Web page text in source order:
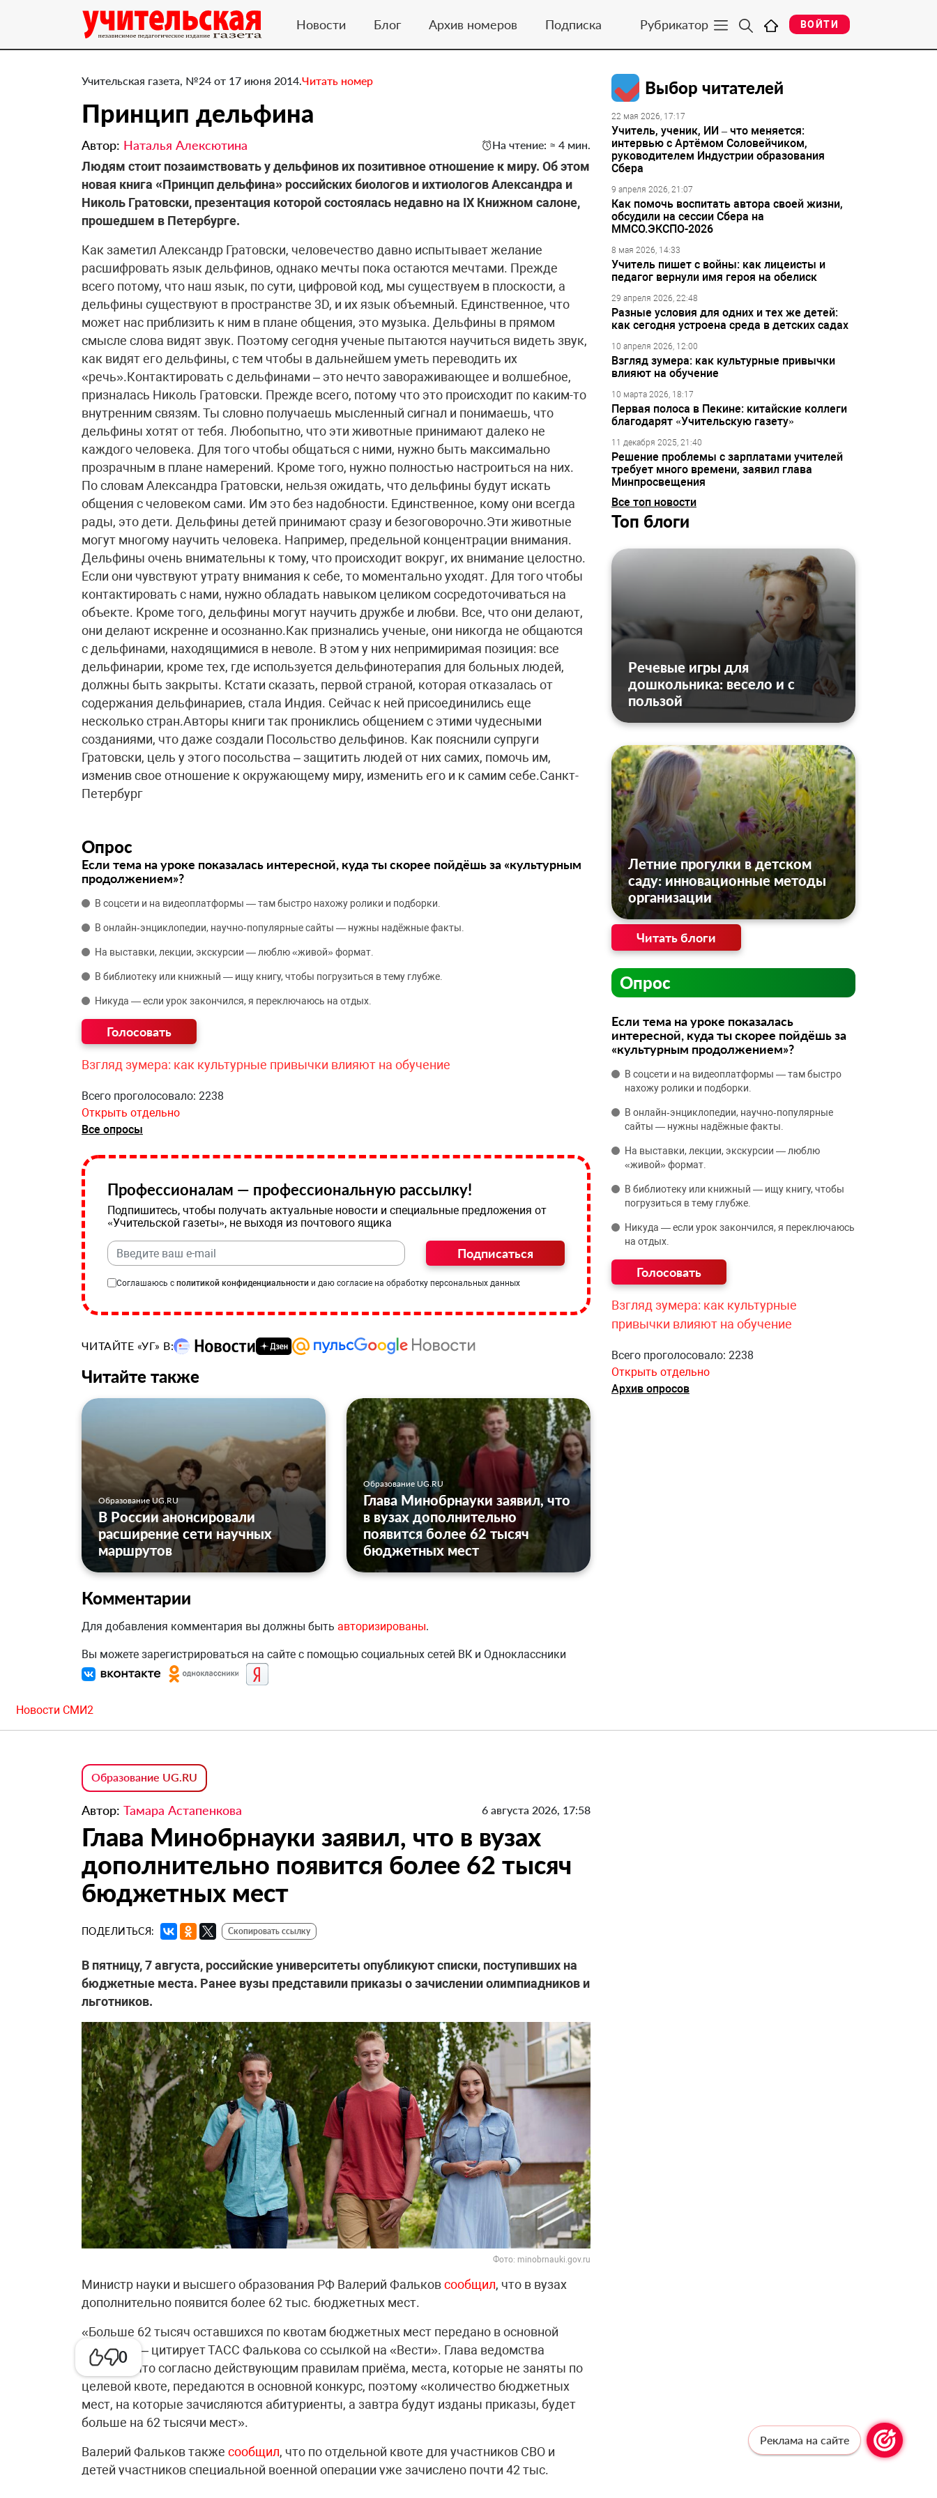
Новости Блог Архив номеров Подписка Рубрикатор ВОЙТИ
0
Учительская газета, №24 от 17 июня 2014.Читать номер
​Принцип дельфина
Автор: Наталья Алексютина На чтение: ≈ 4 мин.
Людям стоит позаимствовать у дельфинов их позитивное отношение к миру. Об этом
новая книга «Принцип дельфина» российских биологов и ихтиологов Александра и
Николь Гратовски, презентация которой состоялась недавно на IX Книжном салоне,
прошедшем в Петербурге.
Как заметил Александр Гратовски, человечество давно испытывает желание
расшифровать язык дельфинов, однако мечты пока остаются мечтами. Прежде
всего потому, что наш язык, по сути, цифровой код, мы существуем в плоскости, а
дельфины существуют в пространстве 3D, и их язык объемный. Единственное, что
может нас приблизить к ним в плане общения, это музыка. Дельфины в прямом
смысле слова видят звук. Поэтому сегодня ученые пытаются научиться видеть звук,
как видят его дельфины, с тем чтобы в дальнейшем уметь переводить их
«речь».Контактировать с дельфинами – это нечто завораживающее и волшебное,
призналась Николь Гратовски. Прежде всего, потому что это происходит по каким-то
внутренним связям. Ты словно получаешь мысленный сигнал и понимаешь, что
дельфины хотят от тебя. Любопытно, что эти животные принимают далеко не
каждого человека. Для того чтобы общаться с ними, нужно быть максимально
прозрачным в плане намерений. Кроме того, нужно полностью настроиться на них.
По словам Александра Гратовски, нельзя ожидать, что дельфины будут искать
общения с человеком сами. Им это без надобности. Единственное, кому они всегда
рады, это дети. Дельфины детей принимают сразу и безоговорочно.Эти животные
могут многому научить человека. Например, предельной концентрации внимания.
Дельфины очень внимательны к тому, что происходит вокруг, их внимание целостно.
Если они чувствуют утрату внимания к себе, то моментально уходят. Для того чтобы
контактировать с нами, нужно обладать навыком целиком сосредоточиваться на
объекте. Кроме того, дельфины могут научить дружбе и любви. Все, что они делают,
они делают искренне и осознанно.Как признались ученые, они никогда не общаются
с дельфинами, находящимися в неволе. В этом у них непримиримая позиция: все
дельфинарии, кроме тех, где используется дельфинотерапия для больных людей,
должны быть закрыты. Кстати сказать, первой страной, которая отказалась от
содержания дельфинариев, стала Индия. Сейчас к ней присоединились еще
несколько стран.Авторы книги так прониклись общением с этими чудесными
созданиями, что даже создали Посольство дельфинов. Как пояснили супруги
Гратовски, цель у этого посольства – защитить людей от них самих, помочь им,
изменив свое отношение к окружающему миру, изменить его и к самим себе.Санкт-
Петербург
Опрос
Если тема на уроке показалась интересной, куда ты скорее пойдёшь за «культурным
продолжением»?
В соцсети и на видеоплатформы — там быстро нахожу ролики и подборки.
В онлайн‑энциклопедии, научно‑популярные сайты — нужны надёжные факты.
На выставки, лекции, экскурсии — люблю «живой» формат.
В библиотеку или книжный — ищу книгу, чтобы погрузиться в тему глубже.
Никуда — если урок закончился, я переключаюсь на отдых.
Взгляд зумера: как культурные привычки влияют на обучение
Всего проголосовало: 2238
Открыть отдельно
Все опросы
Профессионалам — профессиональную рассылку!
Подпишитесь, чтобы получать актуальные новости и специальные предложения от
«Учительской газеты», не выходя из почтового ящика
Подписаться
Соглашаюсь с политикой конфиденциальности и даю согласие на обработку персональных данных
ЧИТАЙТЕ «УГ» В:
Читайте также
Образование UG.RU
В России анонсировали
расширение сети научных
маршрутов
Образование UG.RU
Глава Минобрнауки заявил, что
в вузах дополнительно
появится более 62 тысяч
бюджетных мест
Комментарии
Для добавления комментария вы должны быть авторизированы.
Вы можете зарегистрироваться на сайте с помощью социальных сетей ВК и Одноклассники
Выбор читателей
22 мая 2026, 17:17
Учитель, ученик, ИИ – что меняется:
интервью с Артёмом Соловейчиком,
руководителем Индустрии образования
Сбера
9 апреля 2026, 21:07
Как помочь воспитать автора своей жизни,
обсудили на сессии Сбера на
ММСО.ЭКСПО-2026
8 мая 2026, 14:33
Учитель пишет с войны: как лицеисты и
педагог вернули имя героя на обелиск
29 апреля 2026, 22:48
Разные условия для одних и тех же детей:
как сегодня устроена среда в детских садах
10 апреля 2026, 12:00
Взгляд зумера: как культурные привычки
влияют на обучение
10 марта 2026, 18:17
Первая полоса в Пекине: китайские коллеги
благодарят «Учительскую газету»
11 декабря 2025, 21:40
Решение проблемы с зарплатами учителей
требует много времени, заявил глава
Минпросвещения
Все топ новости
Топ блоги
Речевые игры для
дошкольника: весело и с
пользой
Летние прогулки в детском
саду: инновационные методы
организации
Читать блоги
Опрос
Если тема на уроке показалась
интересной, куда ты скорее пойдёшь за
«культурным продолжением»?
В соцсети и на видеоплатформы — там быстро
нахожу ролики и подборки.
В онлайн‑энциклопедии, научно‑популярные
сайты — нужны надёжные факты.
На выставки, лекции, экскурсии — люблю
«живой» формат.
В библиотеку или книжный — ищу книгу, чтобы
погрузиться в тему глубже.
Никуда — если урок закончился, я переключаюсь
на отдых.
Взгляд зумера: как культурные
привычки влияют на обучение
Всего проголосовало: 2238
Открыть отдельно
Архив опросов
Новости СМИ2
Образование UG.RU
Автор: Тамара Астапенкова 6 августа 2026, 17:58
Глава Минобрнауки заявил, что в вузах
дополнительно появится более 62 тысяч
бюджетных мест
ПОДЕЛИТЬСЯ: Скопировать ссылку
В пятницу, 7 августа, российские университеты опубликуют списки, поступивших на
бюджетные места. Ранее вузы представили приказы о зачислении олимпиадников и
льготников.
Фото: minobrnauki.gov.ru
Министр науки и высшего образования РФ Валерий Фальковсообщил, что в вузах
дополнительно появится более 62 тыс. бюджетных мест.
«Больше 62 тысяч оставшихся по квотам бюджетных мест передано в основной
конкурс», – цитирует ТАСС Фалькова со ссылкой на «Вести». Глава ведомства
пояснил, что согласно действующим правилам приёма, места, которые не заняты по
целевой квоте, передаются в основной конкурс, поэтому «количество бюджетных
мест, на которые зачисляются абитуриенты, а завтра будут изданы приказы, будет
больше на 62 тысячи мест».
Валерий Фальков также сообщил, что по отдельной квоте для участников СВО и
детей участников специальной военной операции уже зачислено почти 42 тыс.
Реклама на сайте